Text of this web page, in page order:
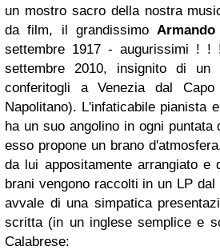
un mostro sacro della nostra
da film, il grandissimo
settembre 1917 - augurissimi !
settembre 2010, insignito di un
conferitogli a Venezia dal
Napolitano). L'infaticabile pianista
ha un suo angolino in ogni puntata
esso propone un brano
da lui appositamente arrangiato e
brani vengono raccolti in un LP dal
avvale di una simpatica
scritta (in un inglese semplice e
Calabrese: